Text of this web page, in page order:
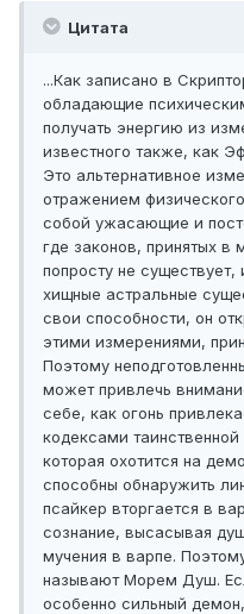
Цитата
...Как записано в
обладающие
получать энергию из
известного также, как
Это альтернативное
отражением
собой ужасающие и
где законов, принятых в
попросту не
хищные астральные
свои способности, он
этими измерениями,
Поэтому
может привлечь
себе, как огонь
кодексами
которая охотится на
способны обнаружить
псайкер вторгается в
сознание, высасывая
мучения в варпе.
называют Морем Душ.
особенно сильный